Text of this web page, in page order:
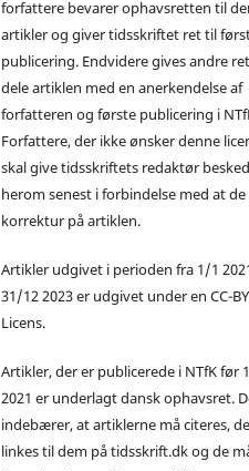
forfattere bevarer ophavsretten til
artikler og giver tidsskriftet ret til
publicering. Endvidere gives andre
dele artiklen med en anerkendelse af
forfatteren og første publicering i
Forfattere, der ikke ønsker denne
skal give tidsskriftets redaktør besked
herom senest i forbindelse med at
korrektur på artiklen.
Artikler udgivet i perioden fra 1/1
31/12 2023 er udgivet under en CC-
Licens.
Artikler, der er publicerede i NTfK før
2021 er underlagt dansk ophavsret.
indebærer, at artiklerne må citeres,
linkes til dem på tidsskrift.dk og de